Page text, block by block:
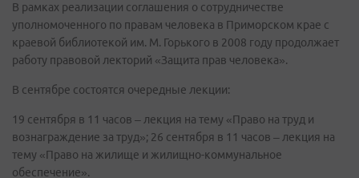
В рамках реализации соглашения о сотрудничестве
уполномоченного по правам человека в Приморском крае с
краевой библиотекой им. М. Горького в 2008 году продолжает
работу правовой лекторий «Защита прав человека».
В сентябре состоятся очередные лекции:
19 сентября в 11 часов – лекция на тему «Право на труд и
вознаграждение за труд»; 26 сентября в 11 часов – лекция на
тему «Право на жилище и жилищно-коммунальное
обеспечение».